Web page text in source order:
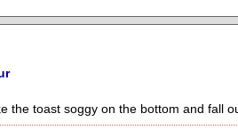
the toast soggy on the bottom and fall